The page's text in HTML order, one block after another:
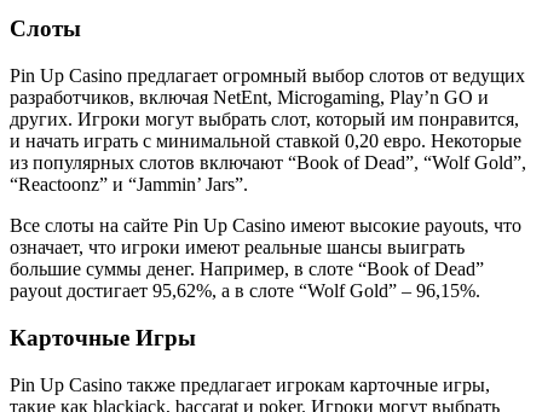
Слоты
Pin Up Casino предлагает огромный выбор слотов от ведущих
разработчиков, включая NetEnt, Microgaming, Play’n GO и
других. Игроки могут выбрать слот, который им понравится,
и начать играть с минимальной ставкой 0,20 евро. Некоторые
из популярных слотов включают “Book of Dead”, “Wolf Gold”,
“Reactoonz” и “Jammin’ Jars”.
Все слоты на сайте Pin Up Casino имеют высокие payouts, что
означает, что игроки имеют реальные шансы выиграть
большие суммы денег. Например, в слоте “Book of Dead”
payout достигает 95,62%, а в слоте “Wolf Gold” – 96,15%.
Карточные Игры
Pin Up Casino также предлагает игрокам карточные игры,
такие как blackjack, baccarat и poker. Игроки могут выбрать